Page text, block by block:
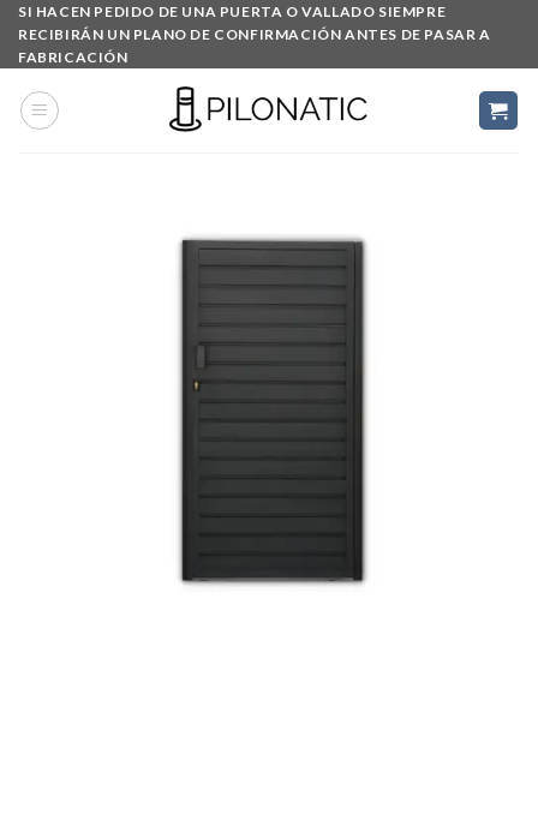
Skip
content
SI HACEN PEDIDO DE UNA PUERTA O VALLADO SIEMPRE
RECIBIRÁN UN PLANO DE CONFIRMACIÓN ANTES DE PASAR A
FABRICACIÓN